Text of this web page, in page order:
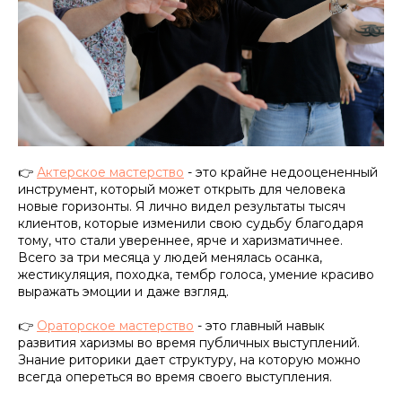
👉 Актерское мастерство - это крайне недооцененный
инструмент, который может открыть для человека
новые горизонты. Я лично видел результаты тысяч
клиентов, которые изменили свою судьбу благодаря
тому, что стали увереннее, ярче и харизматичнее.
Всего за три месяца у людей менялась осанка,
жестикуляция, походка, тембр голоса, умение красиво
выражать эмоции и даже взгляд.
👉 Ораторское мастерство - это главный навык
развития харизмы во время публичных выступлений.
Знание риторики дает структуру, на которую можно
всегда опереться во время своего выступления.